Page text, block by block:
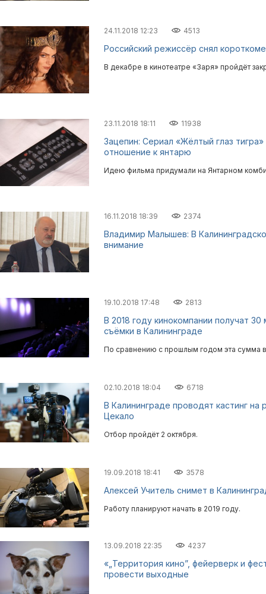
24.11.2018 12:23 4513
Российский режиссёр снял
В декабре в кинотеатре «Заря» пройдёт
23.11.2018 18:11 11938
Зацепин: Сериал «Жёлтый глаз
отношение к янтарю
Идею фильма придумали на Янтарном
16.11.2018 18:39 2374
Владимир Малышев: В
внимание
19.10.2018 17:48 2813
В 2018 году кинокомпании получат
съёмки в Калининграде
По сравнению с прошлым годом эта сумма
02.10.2018 18:04 6718
В Калининграде проводят кастинг
Цекало
Отбор пройдёт 2 октября.
19.09.2018 18:41 3578
Алексей Учитель снимет в
Работу планируют начать в 2019 году.
13.09.2018 22:35 4237
«„Территория кино”, фейерверк и
провести выходные